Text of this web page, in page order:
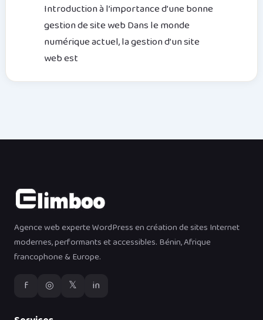
Introduction à l’importance d’une bonne
gestion de site web Dans le monde
numérique actuel, la gestion d’un site
web est
Agence web experte WordPress en création de sites Internet
modernes, performants et accessibles. Bénin, Afrique
francophone & Europe.
f ◎ 𝕏 in